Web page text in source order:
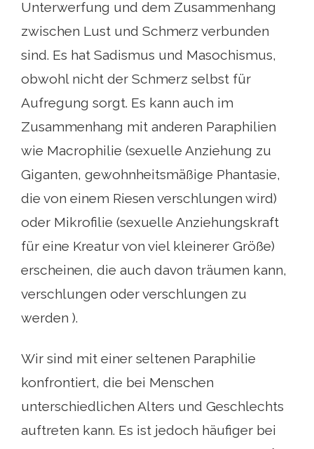
Unterwerfung und dem Zusammenhang
zwischen Lust und Schmerz verbunden
sind. Es hat Sadismus und Masochismus,
obwohl nicht der Schmerz selbst für
Aufregung sorgt. Es kann auch im
Zusammenhang mit anderen Paraphilien
wie Macrophilie (sexuelle Anziehung zu
Giganten, gewohnheitsmäßige Phantasie,
die von einem Riesen verschlungen wird)
oder Mikrofilie (sexuelle Anziehungskraft
für eine Kreatur von viel kleinerer Größe)
erscheinen, die auch davon träumen kann,
verschlungen oder verschlungen zu
werden ).
Wir sind mit einer seltenen Paraphilie
konfrontiert, die bei Menschen
unterschiedlichen Alters und Geschlechts
auftreten kann. Es ist jedoch häufiger bei